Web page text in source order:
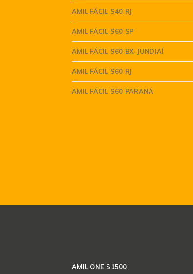
AMIL FÁCIL S40 RJ
AMIL FÁCIL S60 SP
AMIL FÁCIL S60 BX-JUNDIAÍ
AMIL FÁCIL S60 RJ
AMIL FÁCIL S60 PARANÁ
AMIL ONE S1500